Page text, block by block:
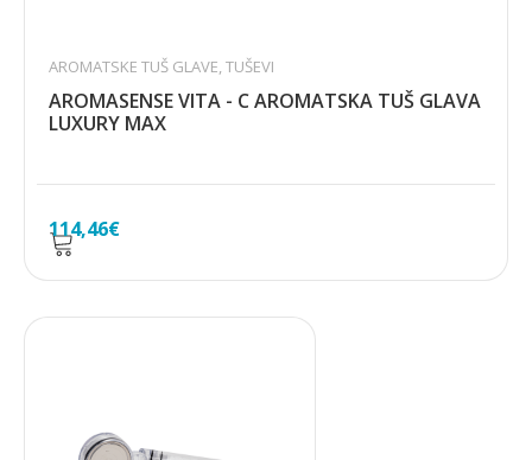
114,46€
AROMATSKE TUŠ GLAVE,TUŠEVI
AROMASENSE VITA - C AROMATSKA TUŠ GLAVA
LUXURY MAX